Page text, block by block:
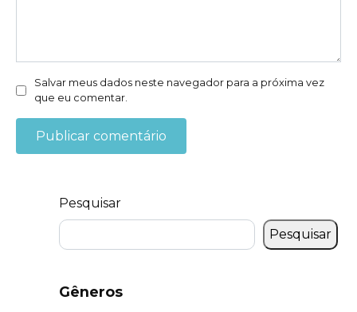
Salvar meus dados neste navegador para a próxima vez
que eu comentar.
Pesquisar
Pesquisar
Gêneros